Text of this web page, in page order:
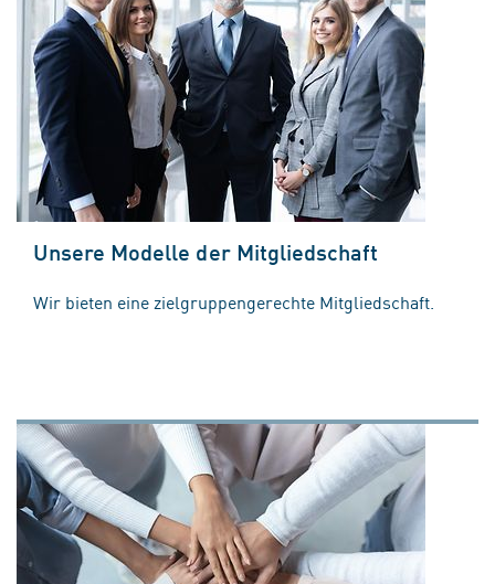
Unsere Modelle der Mitgliedschaft
Wir bieten eine zielgruppengerechte Mitgliedschaft.